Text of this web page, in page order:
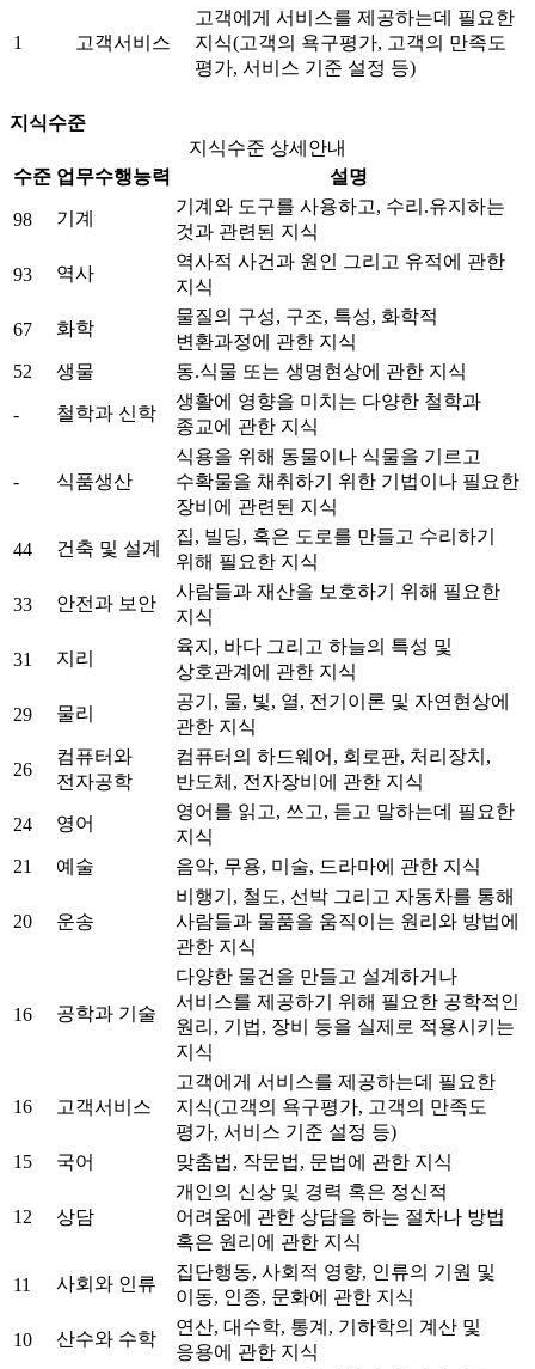
1 고객서비스
고객에게 서비스를 제공하는데 필요한
지식(고객의 욕구평가, 고객의 만족도
평가, 서비스 기준 설정 등)
지식수준
지식수준 상세안내
수준 업무수행능력 설명
98 기계
기계와 도구를 사용하고, 수리.유지하는
것과 관련된 지식
93 역사
역사적 사건과 원인 그리고 유적에 관한
지식
67 화학
물질의 구성, 구조, 특성, 화학적
변환과정에 관한 지식
52
생물 동.식물 또는 생명현상에 관한 지식
- 철학과 신학
생활에 영향을 미치는 다양한 철학과
종교에 관한 지식
- 식품생산
식용을 위해 동물이나 식물을 기르고
수확물을 채취하기 위한 기법이나 필요한
장비에 관련된 지식
44 건축 및 설계
집, 빌딩, 혹은 도로를 만들고 수리하기
위해 필요한 지식
33 안전과 보안
사람들과 재산을 보호하기 위해 필요한
지식
31 지리
육지, 바다 그리고 하늘의 특성 및
상호관계에 관한 지식
29 물리
공기, 물, 빛, 열, 전기이론 및 자연현상에
관한 지식
26
컴퓨터와
전자공학
컴퓨터의 하드웨어, 회로판, 처리장치,
반도체, 전자장비에 관한 지식
24 영어
영어를 읽고, 쓰고, 듣고 말하는데 필요한
지식
21
예술 음악, 무용, 미술, 드라마에 관한 지식
20 운송
비행기, 철도, 선박 그리고 자동차를 통해
사람들과 물품을 움직이는 원리와 방법에
관한 지식
16 공학과 기술
다양한 물건을 만들고 설계하거나
서비스를 제공하기 위해 필요한 공학적인
원리, 기법, 장비 등을 실제로 적용시키는
지식
16 고객서비스
고객에게 서비스를 제공하는데 필요한
지식(고객의 욕구평가, 고객의 만족도
평가, 서비스 기준 설정 등)
15
국어 맞춤법, 작문법, 문법에 관한 지식
12 상담
개인의 신상 및 경력 혹은 정신적
어려움에 관한 상담을 하는 절차나 방법
혹은 원리에 관한 지식
11 사회와 인류
집단행동, 사회적 영향, 인류의 기원 및
이동, 인종, 문화에 관한 지식
10 산수와 수학
연산, 대수학, 통계, 기하학의 계산 및
응용에 관한 지식